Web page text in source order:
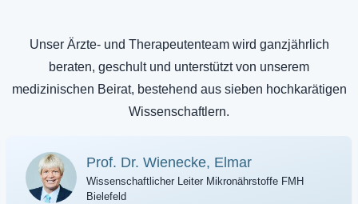
Unser Ärzte- und Therapeutenteam wird ganzjährlich
beraten, geschult und unterstützt von unserem
medizinischen Beirat, bestehend aus sieben hochkarätigen
Wissenschaftlern.
Prof. Dr. Wienecke, Elmar
Wissenschaftlicher Leiter Mikronährstoffe FMH
Bielefeld